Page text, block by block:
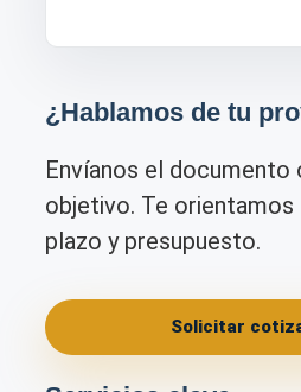
¿Hablamos de tu
Envíanos el documento
objetivo. Te orientamos
plazo y presupuesto.
Solicitar